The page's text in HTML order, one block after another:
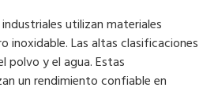
utilizan materiales
inoxidable. Las altas clasificaciones
polvo y el agua. Estas
un rendimiento confiable en